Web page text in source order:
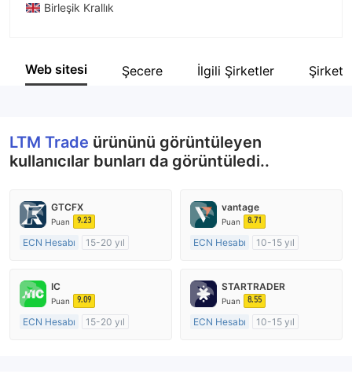
Birleşik Krallık
Şirket Adı
Web sitesi Şecere İlgili Şirketler Şirket
LTM Trade ürününü görüntüleyen
kullanıcılar bunları da görüntüledi..
GTCFX
Puan 9.23
ECN Hesabı
15-20 yıl
Pazar Yapıcılık (MM)
MT4 Tam Lisans
vantage
Puan 8.71
ECN Hesabı
10-15 yıl
Pazar Yapıcılık (MM)
MT4 Tam Lisans
IC
Puan 9.09
ECN Hesabı
15-20 yıl
STARTRADER
Puan 8.55
ECN Hesabı
10-15 yıl